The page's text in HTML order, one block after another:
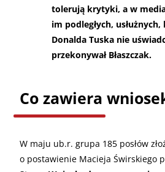
tolerują krytyki, a w
im podległych,
Donalda Tuska nie
przekonywał Błaszczak.
Co zawiera
W maju ub.r. grupa 185 posłów
o postawienie Macieja Świrskiego